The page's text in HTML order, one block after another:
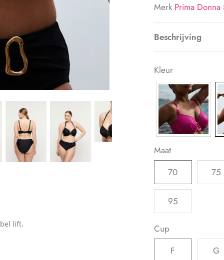
lift.
Merk Prima Donna
Beschrijving
Kleur
Maat
70
75
95
Cup
F
G